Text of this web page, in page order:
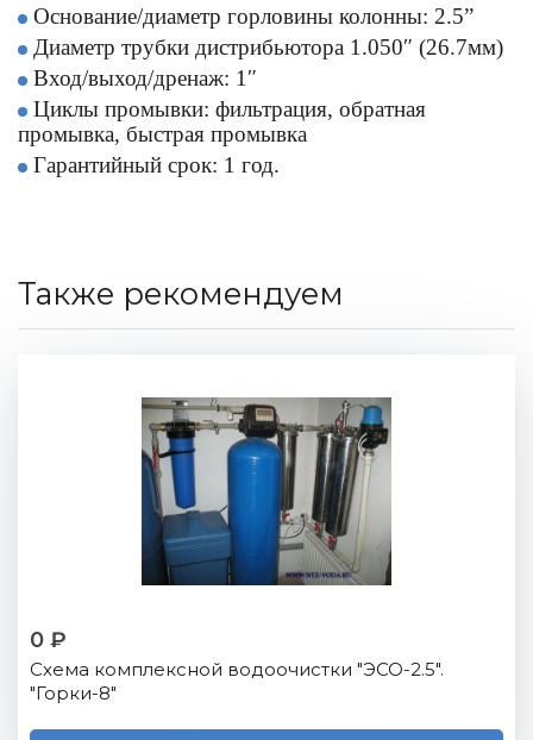
Основание/диаметр горловины колонны: 2.5”
Диаметр трубки дистрибьютора 1.050″ (26.7мм)
Вход/выход/дренаж: 1″
Циклы промывки: фильтрация, обратная
промывка, быстрая промывка
Гарантийный срок: 1 год.
Также рекомендуем
0 ₽
Схема комплексной водоочистки "ЭСО-2.5".
"Горки-8"